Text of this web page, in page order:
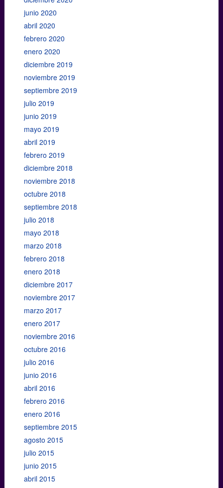
junio 2020
abril 2020
febrero 2020
enero 2020
diciembre 2019
noviembre 2019
septiembre 2019
julio 2019
junio 2019
mayo 2019
abril 2019
febrero 2019
diciembre 2018
noviembre 2018
octubre 2018
septiembre 2018
julio 2018
mayo 2018
marzo 2018
febrero 2018
enero 2018
diciembre 2017
noviembre 2017
marzo 2017
enero 2017
noviembre 2016
octubre 2016
julio 2016
junio 2016
abril 2016
febrero 2016
enero 2016
septiembre 2015
agosto 2015
julio 2015
junio 2015
abril 2015